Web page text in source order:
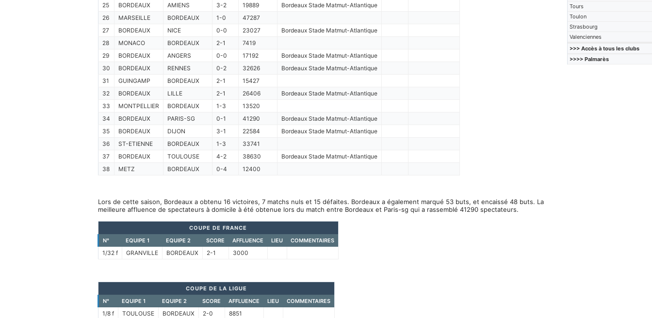
Tours
Toulon
Strasbourg
Valenciennes
>>> Accès à tous les clubs
>>>> Palmarès
25
BORDEAUX AMIENS 3-2 19889
Bordeaux Stade Matmut-Atlantique
26
MARSEILLE BORDEAUX 1-0
47287
27
BORDEAUX NICE 0-0 23027
Bordeaux Stade Matmut-Atlantique
28
MONACO BORDEAUX 2-1
7419
29
BORDEAUX ANGERS 0-0 17192
Bordeaux Stade Matmut-Atlantique
30
BORDEAUX RENNES 0-2 32626
Bordeaux Stade Matmut-Atlantique
31
GUINGAMP BORDEAUX 2-1
15427
32
BORDEAUX LILLE 2-1 26406
Bordeaux Stade Matmut-Atlantique
33
MONTPELLIER BORDEAUX 1-3
13520
34
BORDEAUX PARIS-SG 0-1 41290
Bordeaux Stade Matmut-Atlantique
35
BORDEAUX DIJON 3-1 22584
Bordeaux Stade Matmut-Atlantique
36
ST-ETIENNE BORDEAUX 1-3
33741
37
BORDEAUX TOULOUSE 4-2 38630
Bordeaux Stade Matmut-Atlantique
38
METZ BORDEAUX 0-4 12400
Lors de cette saison, Bordeaux a obtenu 16 victoires, 7 matchs nuls et 15 défaites. Bordeaux a également marqué 53 buts, et encaissé 48 buts. La
meilleure affluence de spectateurs à domicile à été obtenue lors du match entre Bordeaux et Paris-sg qui a rassemblé 41290 spectateurs.
COUPE DE FRANCE
N°
EQUIPE 1 EQUIPE 2 SCORE AFFLUENCE LIEU COMMENTAIRES
1/32 f GRANVILLE BORDEAUX 2-1 3000
COUPE DE LA LIGUE
N°
EQUIPE 1 EQUIPE 2 SCORE AFFLUENCE LIEU COMMENTAIRES
1/8 f TOULOUSE BORDEAUX 2-0 8851